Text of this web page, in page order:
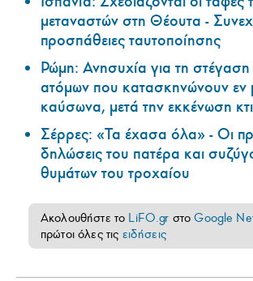
μεταναστών στη Θέουτα -
προσπάθειες ταυτοποίησης
Ρώμη: Ανησυχία για τη
ατόμων που κατασκηνώνουν εν
καύσωνα, μετά την εκκένωση
Σέρρες: «Τα έχασα όλα» - Οι
δηλώσεις του πατέρα και
θυμάτων του τροχαίου
Ακολουθήστε το LiFO.gr στοGoogle
πρώτοι όλες τις ειδήσεις